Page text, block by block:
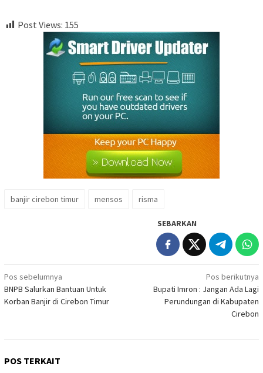
Post Views: 155
banjir cirebon timur mensos risma
SEBARKAN
Navigasi
pos
Pos sebelumnya
BNPB Salurkan Bantuan Untuk
Korban Banjir di Cirebon Timur
Pos berikutnya
Bupati Imron : Jangan Ada Lagi
Perundungan di Kabupaten
Cirebon
POS TERKAIT